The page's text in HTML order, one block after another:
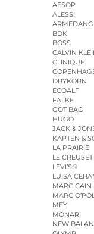
AESOP
ALESSI
BDK
BOSS
CALVIN
CLINIQUE
DRYKORN
ECOALF
FALKE
GOT BAG
HUGO
JACK &
KAPTEN &
LA PRAIRIE
LE CREUSET
LEVI’S®
LUISA
MARC CAIN
MARC
MEY
MONARI
NEW